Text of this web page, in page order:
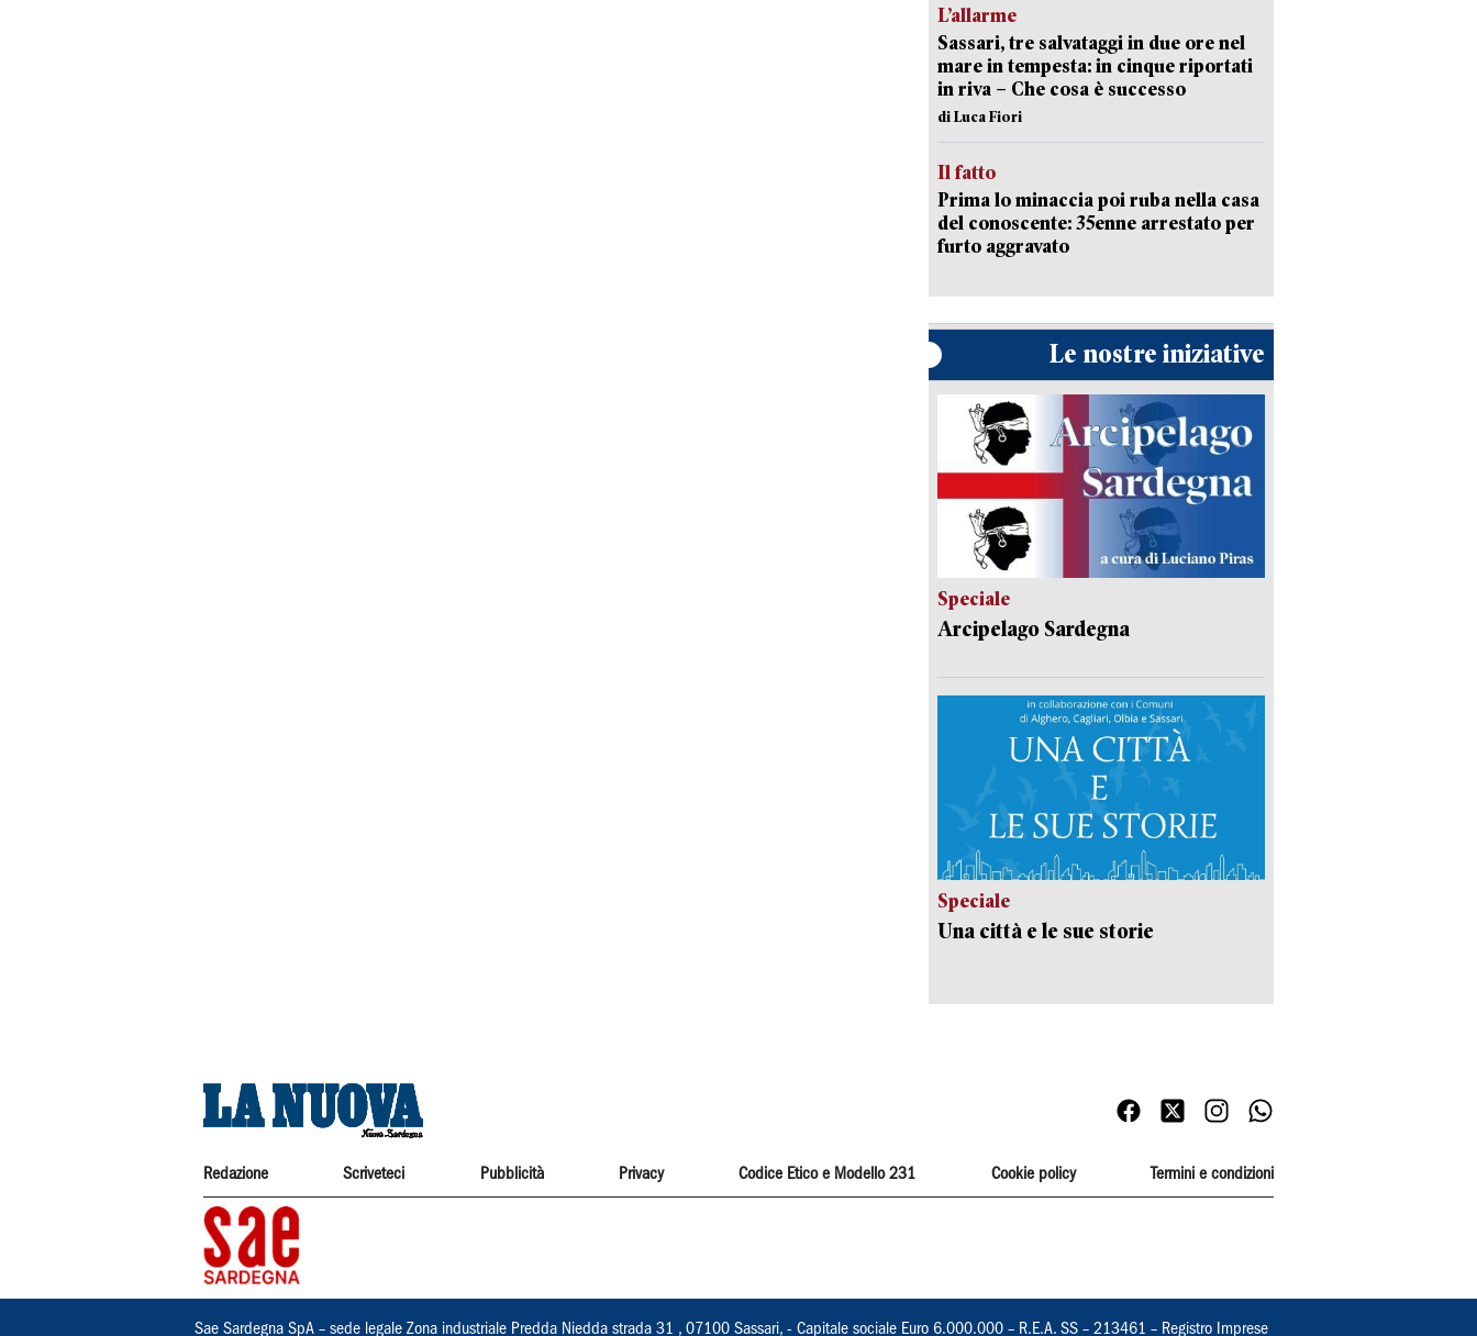
L’allarme
Sassari, tre salvataggi in due ore nel
mare in tempesta: in cinque riportati
in riva – Che cosa è successo
di Luca Fiori
Il fatto
Prima lo minaccia poi ruba nella casa
del conoscente: 35enne arrestato per
furto aggravato
Le nostre iniziative
Speciale
Arcipelago Sardegna
Speciale
Una città e le sue storie
Redazione Scriveteci Pubblicità Privacy Codice Etico e Modello 231 Cookie policy Termini e condizioni
Sae Sardegna SpA – sede legale Zona industriale Predda Niedda strada 31 , 07100 Sassari, - Capitale sociale Euro 6.000.000 – R.E.A. SS – 213461 – Registro Imprese